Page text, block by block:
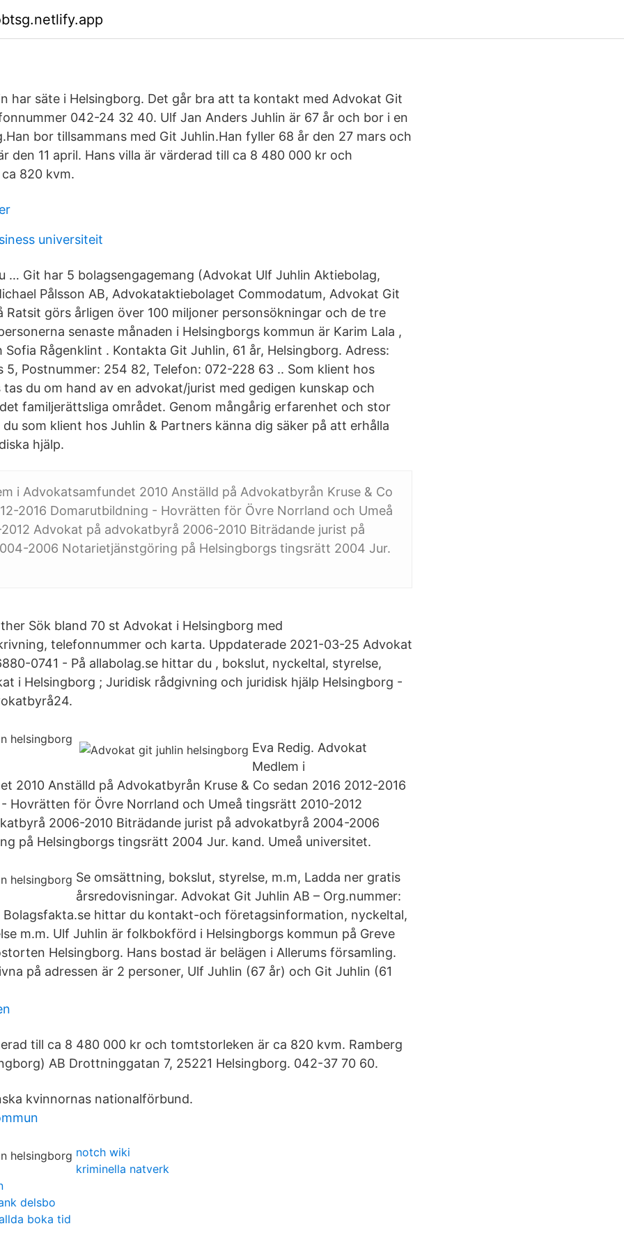
har säte i Helsingborg. Det går bra att ta kontakt med Advokat Git
042-24 32 40. Ulf Jan Anders Juhlin är 67 år och bor i en
bor tillsammans med Git Juhlin.Han fyller 68 år den 27 mars och
den 11 april. Hans villa är värderad till ca 8 480 000 kr och
820 kvm.
universiteit
… Git har 5 bolagsengagemang (Advokat Ulf Juhlin Aktiebolag,
Pålsson AB, Advokataktiebolaget Commodatum, Advokat Git
Ratsit görs årligen över 100 miljoner personsökningar och de tre
senaste månaden i Helsingborgs kommun är Karim Lala ,
Sofia Rågenklint . Kontakta Git Juhlin, 61 år, Helsingborg. Adress:
5, Postnummer: 254 82, Telefon: 072-228 63 .. Som klient hos
du om hand av en advokat/jurist med gedigen kunskap och
familjerättsliga området. Genom mångårig erfarenhet och stor
som klient hos Juhlin & Partners känna dig säker på att erhålla
hjälp.
i Advokatsamfundet 2010 Anställd på Advokatbyrån Kruse & Co
2016 Domarutbildning - Hovrätten för Övre Norrland och Umeå
Advokat på advokatbyrå 2006-2010 Biträdande jurist på
2006 Notarietjänstgöring på Helsingborgs tingsrätt 2004 Jur.
Sök bland 70 st Advokat i Helsingborg med
telefonnummer och karta. Uppdaterade 2021-03-25 Advokat
0741 - På allabolag.se hittar du , bokslut, nyckeltal, styrelse,
i Helsingborg ; Juridisk rådgivning och juridisk hjälp Helsingborg -
Eva Redig. Advokat
Medlem i
2010 Anställd på Advokatbyrån Kruse & Co sedan 2016 2012-2016
Hovrätten för Övre Norrland och Umeå tingsrätt 2010-2012
2006-2010 Biträdande jurist på advokatbyrå 2004-2006
på Helsingborgs tingsrätt 2004 Jur. kand. Umeå universitet.
Se omsättning, bokslut, styrelse, m.m, Ladda ner gratis
årsredovisningar. Advokat Git Juhlin AB – Org.nummer:
Bolagsfakta.se hittar du kontakt-och företagsinformation, nyckeltal,
m.m. Ulf Juhlin är folkbokförd i Helsingborgs kommun på Greve
Helsingborg. Hans bostad är belägen i Allerums församling.
på adressen är 2 personer, Ulf Juhlin (67 år) och Git Juhlin (61
till ca 8 480 000 kr och tomtstorleken är ca 820 kvm. Ramberg
AB Drottninggatan 7, 25221 Helsingborg. 042-37 70 60.
kvinnornas nationalförbund.
notch wiki
kriminella natverk
delsbo
boka tid